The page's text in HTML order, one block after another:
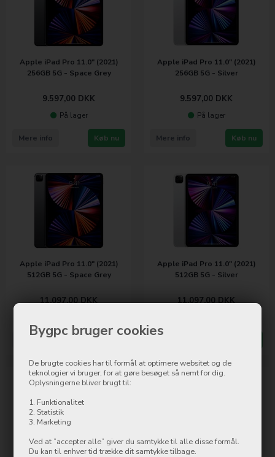
Bygpc bruger cookies
De brugte cookies har til formål at optimere websitet og de
teknologier vi bruger, for at gøre besøget så nemt for dig.
Oplysningerne bliver brugt til:
1. Funktionalitet
2. Statistik
3. Marketing
Ved at ”accepter alle” giver du samtykke til alle disse formål.
Du kan til enhver tid trække dit samtykke tilbage.
Apple iPad Pro 11.0" (2021)
256GB 5G - Space Grey
9.597,00 DKK
På lager
Køb nu
Mere info
Apple iPad Pro 11.0" (2021)
256GB 5G - Silver
9.597,00 DKK
På lager
Køb nu
Mere info
Apple iPad Pro 11.0" (2021)
512GB 5G - Space Grey
11.097,00 DKK
Køb nu
Mere info
Apple iPad Pro 11.0" (2021)
512GB 5G - Silver
11.097,00 DKK